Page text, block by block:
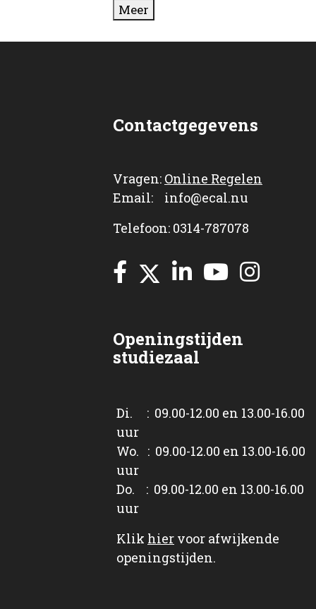
Meer
Contactgegevens
Vragen: Online Regelen
Email: info@ecal.nu
Telefoon: 0314-787078
Openingstijden
studiezaal
Di. : 09.00-12.00 en 13.00-16.00
uur
Wo. : 09.00-12.00 en 13.00-16.00
uur
Do. : 09.00-12.00 en 13.00-16.00
uur
Klik hier voor afwijkende
openingstijden.